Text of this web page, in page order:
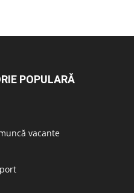
POPULARĂ
vacante